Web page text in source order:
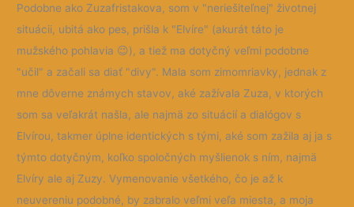
Podobne ako Zuzafristakova, som v "neriešiteľnej" životnej
situácii, ubitá ako pes, prišla k "Elvíre" (akurát táto je
mužského pohlavia 😉), a tiež ma dotyčný veľmi podobne
"učil" a začali sa diať "divy". Mala som zimomriavky, jednak z
mne dôverne známych stavov, aké zažívala Zuza, v ktorých
som sa veľakrát našla, ale najmä zo situácií a dialógov s
Elvírou, takmer úplne identických s tými, aké som zažila aj ja s
týmto dotyčným, koľko spoločných myšlienok s ním, najmä
Elvíry ale aj Zuzy. Vymenovanie všetkého, čo je až k
neuvereniu podobné, by zabralo veľmi veľa miesta, a moja